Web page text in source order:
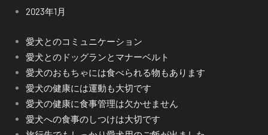
2023年1月
愛犬とのコミュニケーション
愛犬とのドッグランとマナーベルト
愛犬のおもちゃには食べられる物もあります
愛犬の健康には運動も大切です
愛犬の健康に食事管理は欠かせません
愛犬への食事のしつけは大切です